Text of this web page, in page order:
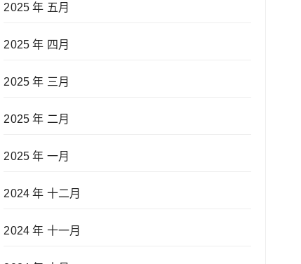
2025 年 五月
2025 年 四月
2025 年 三月
2025 年 二月
2025 年 一月
2024 年 十二月
2024 年 十一月